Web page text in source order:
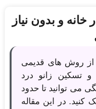
خانه و بدون نیاز
از روش های قدیمی
و تسکین زانو درد
می توانید تا حدود
کنید. در این مقاله